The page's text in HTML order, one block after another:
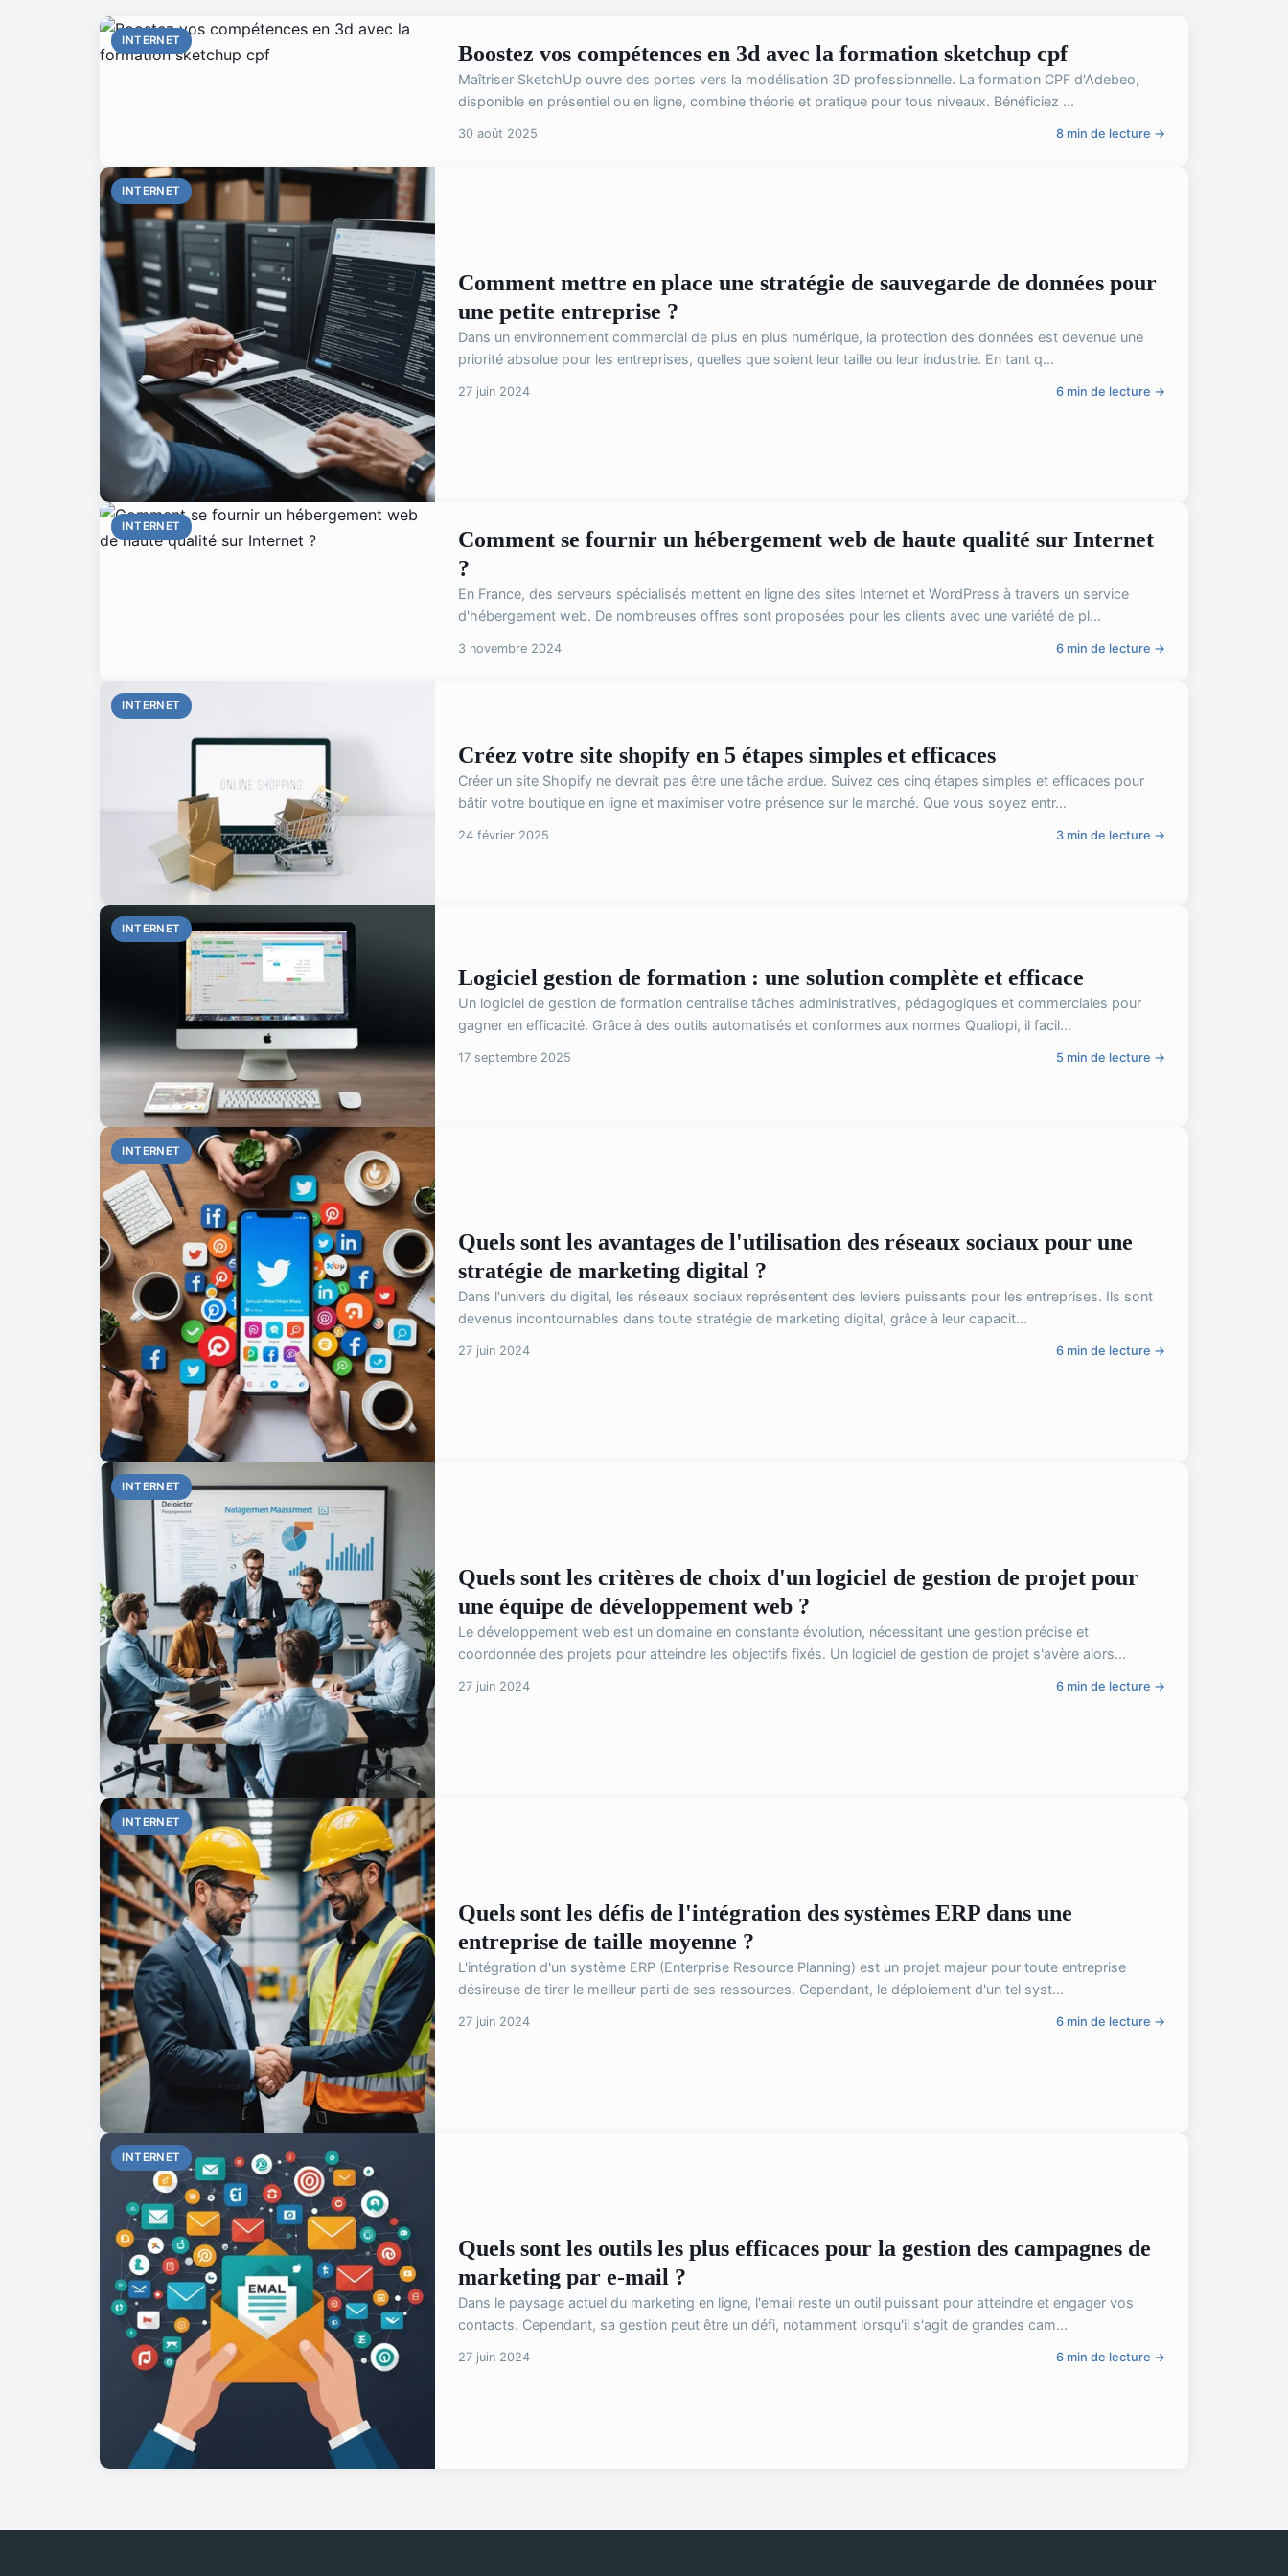
INTERNET
Boostez vos compétences en 3d avec la formation sketchup cpf
Maîtriser SketchUp ouvre des portes vers la modélisation 3D professionnelle. La formation CPF d'Adebeo,
disponible en présentiel ou en ligne, combine théorie et pratique pour tous niveaux. Bénéficiez ...
30 août 2025 8 min de lecture →
INTERNET
Comment mettre en place une stratégie de sauvegarde de données pour
une petite entreprise ?
Dans un environnement commercial de plus en plus numérique, la protection des données est devenue une
priorité absolue pour les entreprises, quelles que soient leur taille ou leur industrie. En tant q...
27 juin 2024 6 min de lecture →
INTERNET
Comment se fournir un hébergement web de haute qualité sur Internet
?
En France, des serveurs spécialisés mettent en ligne des sites Internet et WordPress à travers un service
d'hébergement web. De nombreuses offres sont proposées pour les clients avec une variété de pl...
3 novembre 2024 6 min de lecture →
INTERNET
Créez votre site shopify en 5 étapes simples et efficaces
Créer un site Shopify ne devrait pas être une tâche ardue. Suivez ces cinq étapes simples et efficaces pour
bâtir votre boutique en ligne et maximiser votre présence sur le marché. Que vous soyez entr...
24 février 2025 3 min de lecture →
INTERNET
Logiciel gestion de formation : une solution complète et efficace
Un logiciel de gestion de formation centralise tâches administratives, pédagogiques et commerciales pour
gagner en efficacité. Grâce à des outils automatisés et conformes aux normes Qualiopi, il facil...
17 septembre 2025 5 min de lecture →
INTERNET
Quels sont les avantages de l'utilisation des réseaux sociaux pour une
stratégie de marketing digital ?
Dans l'univers du digital, les réseaux sociaux représentent des leviers puissants pour les entreprises. Ils sont
devenus incontournables dans toute stratégie de marketing digital, grâce à leur capacit...
27 juin 2024 6 min de lecture →
INTERNET
Quels sont les critères de choix d'un logiciel de gestion de projet pour
une équipe de développement web ?
Le développement web est un domaine en constante évolution, nécessitant une gestion précise et
coordonnée des projets pour atteindre les objectifs fixés. Un logiciel de gestion de projet s'avère alors...
27 juin 2024 6 min de lecture →
INTERNET
Quels sont les défis de l'intégration des systèmes ERP dans une
entreprise de taille moyenne ?
L'intégration d'un système ERP (Enterprise Resource Planning) est un projet majeur pour toute entreprise
désireuse de tirer le meilleur parti de ses ressources. Cependant, le déploiement d'un tel syst...
27 juin 2024 6 min de lecture →
INTERNET
Quels sont les outils les plus efficaces pour la gestion des campagnes de
marketing par e-mail ?
Dans le paysage actuel du marketing en ligne, l'email reste un outil puissant pour atteindre et engager vos
contacts. Cependant, sa gestion peut être un défi, notamment lorsqu'il s'agit de grandes cam...
27 juin 2024 6 min de lecture →